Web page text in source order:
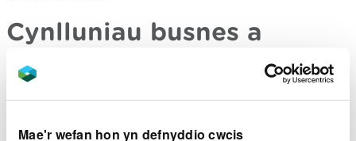
Mae'r wefan hon yn defnyddio cwcis
Cynlluniau busnes a
chorfforaethol
O’ncynllun busnes, mae gennym set o fesurau